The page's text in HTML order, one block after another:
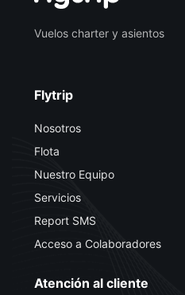
Vuelos charter y asientos
Flytrip
Nosotros
Flota
Nuestro Equipo
Servicios
Report SMS
Acceso a Colaboradores
Atención al cliente